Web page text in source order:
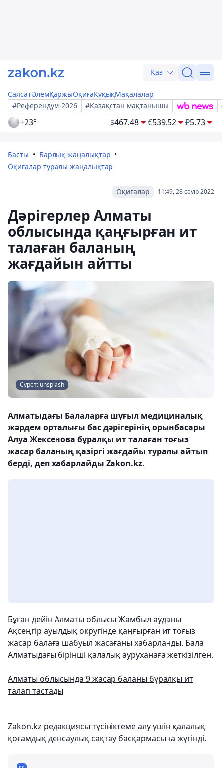
Қаз
СаясатӘлемҚаржыОқиғаҚұқықМақалалар
#Референдум-2026
#Қазақстан мақтанышы
+23° $467.48 €539.52 ₽5.73
Басты
Барлық жаңалықтар
Оқиғалар туралы жаңалықтар
11:49, 28 сәуір 2022
Оқиғалар
Дәрігерлер Алматы
облысында қаңғырған ит
талаған баланың
жағдайын айтты
Сурет: unsplash
Алматыдағы Балаларға шұғыл медициналық
жәрдем орталығы бас дәрігерінің орынбасары
Алуа Жексенова бұралқы ит талаған тоғыз
жасар баланың қазіргі жағдайы туралы айтып
берді, деп хабарлайды Zakon.kz.
Бұған дейін Алматы облысы Жамбыл ауданы
Ақсеңгір ауылдық округінде қаңғырған ит тоғыз
жасар балаға шабуыл жасағаны хабарланды. Бала
Алматыдағы бірінші қалалық ауруханаға жеткізілген.
Алматы облысында 9 жасар баланы бұралқы ит
талап тастады
Zakon.kz редакциясы түсініктеме алу үшін қалалық
қоғамдық денсаулық сақтау басқармасына жүгінді.